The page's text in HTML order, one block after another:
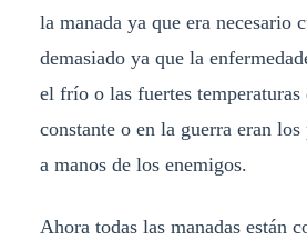
la manada ya que era necesario
demasiado ya que la
el frío o las fuertes temperaturas
constante o en la guerra eran
a manos de los enemigos.
Ahora todas las manadas están